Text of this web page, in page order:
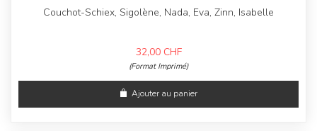
Couchot-Schiex, Sigolène, Nada, Eva, Zinn, Isabelle
32,00 CHF
(Format Imprimé)
Ajouter au panier